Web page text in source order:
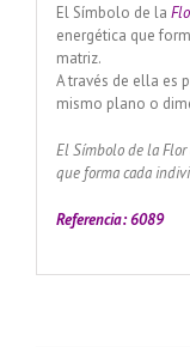
El Símbolo de la
energética que
matriz.
A través de ella es
mismo plano o
El Símbolo de la
que forma cada
Referencia: 6089